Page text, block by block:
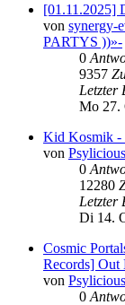
[01.11.2025]
von synergy-
PARTYS ))»-
0
9357
Letzter
Mo 27.
Kid Kosmik -
von Psylicious
0
12280
Letzter
Di 14.
Cosmic
Records] Out
von Psylicious
0